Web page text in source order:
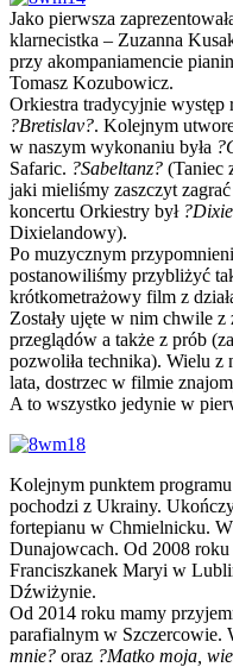
Jako pierwsza
klarnecistka – Zuzanna
przy akompaniamencie
Tomasz Kozubowicz.
Orkiestra tradycyjnie występ
?Bretislav?. Kolejnym
w naszym wykonaniu była
Safaric. ?Sabeltanz? (Taniec
jaki mieliśmy zaszczyt
koncertu Orkiestry był
Dixielandowy).
Po muzycznym
postanowiliśmy przybliżyć
krótkometrażowy film z
Zostały ujęte w nim chwile
przeglądów a także z prób
pozwoliła technika). Wielu z
lata, dostrzec w filmie
A to wszystko jedynie w
Kolejnym punktem
pochodzi z Ukrainy.
fortepianu w Chmielnicku.
Dunajowcach. Od 2008 roku
Franciszkanek Maryi w
Dźwiżynie.
Od 2014 roku mamy
parafialnym w Szczercowie.
mnie? oraz ?Matko moja,